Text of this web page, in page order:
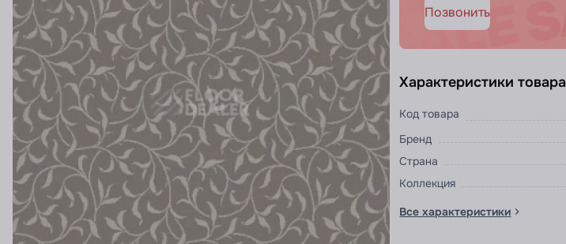
Позвонить
Характеристики товара
Код товара
Бренд
Страна
Коллекция
Все характеристики